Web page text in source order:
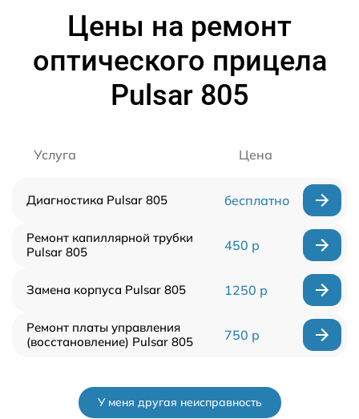
Цены на ремонт
оптического прицела
Pulsar 805
Услуга Цена
Диагностика Pulsar 805 бесплатно
Ремонт капиллярной трубки
Pulsar 805
450 р
Замена корпуса Pulsar 805 1250 р
Ремонт платы управления
(восстановление) Pulsar 805
750 р
У меня другая неисправность